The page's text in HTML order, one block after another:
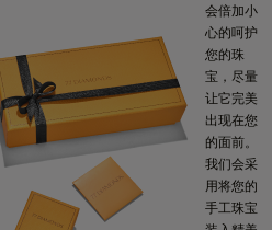
会倍加小
心的呵护
您的珠
宝，尽量
让它完美
出现在您
的面前。
我们会采
用将您的
手工珠宝